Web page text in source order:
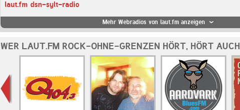
laut.fm dsn-sylt-radio
Mehr Webradios von laut.fm anzeigen
WER LAUT.FM ROCK-OHNE-GRENZEN HÖRT, HÖRT AUCH